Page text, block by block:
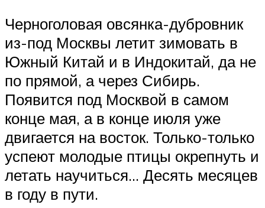
Черноголовая овсянка-дубровник
из-под Москвы летит зимовать в
Южный Китай и в Индокитай, да не
по прямой, а через Сибирь.
Появится под Москвой в самом
конце мая, а в конце июля уже
двигается на восток. Только-только
успеют молодые птицы окрепнуть и
летать научиться… Десять месяцев
в году в пути.